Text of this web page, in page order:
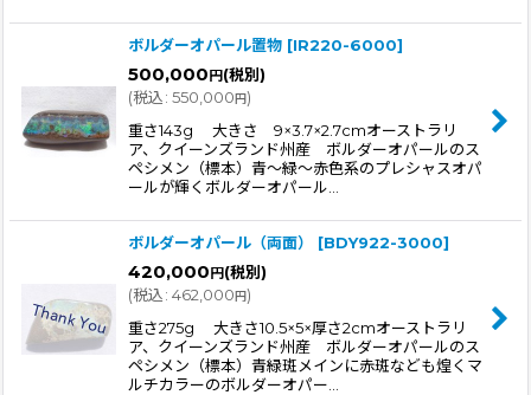
ボルダーオパール置物 [IR220-6000]
500,000 円 (税別)
(税込: 550,000円)
重さ143g 大きさ 9×3.7×2.7cmオーストラリ
ア、クイーンズランド州産 ボルダーオパールのス
ペシメン（標本）青〜緑〜赤色系のプレシャスオパ
ールが輝くボルダーオパール…
ボルダーオパール（両面） [BDY922-3000]
420,000 円 (税別)
(税込: 462,000円)
重さ275g 大きさ10.5×5×厚さ2cmオーストラリ
ア、クイーンズランド州産 ボルダーオパールのス
ペシメン（標本）青緑斑メインに赤斑なども煌くマ
ルチカラーのボルダーオパー…